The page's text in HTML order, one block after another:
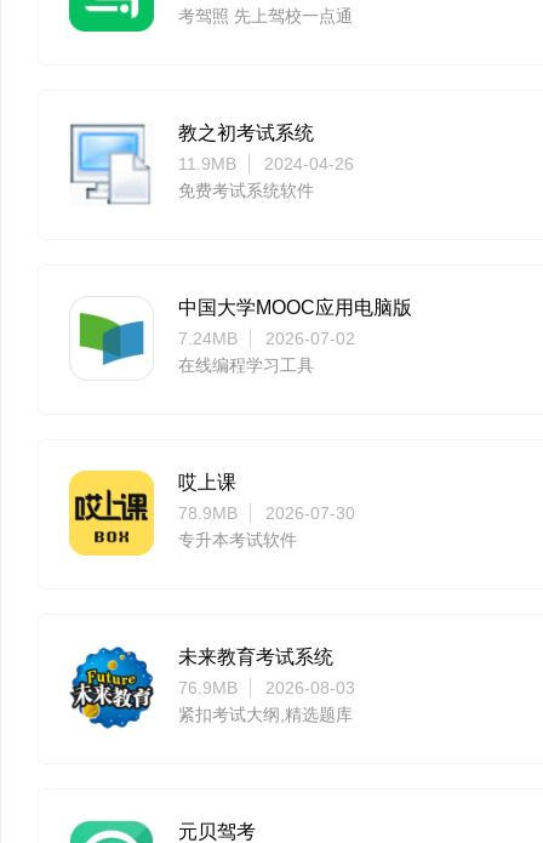
考驾照 先上驾校一点通
教之初考试系统
11.9MB
2024-04-26
免费考试系统软件
中国大学MOOC应用电脑版
7.24MB
2026-07-02
在线编程学习工具
哎上课
78.9MB
2026-07-30
专升本考试软件
未来教育考试系统
76.9MB
2026-08-03
紧扣考试大纲,精选题库
元贝驾考